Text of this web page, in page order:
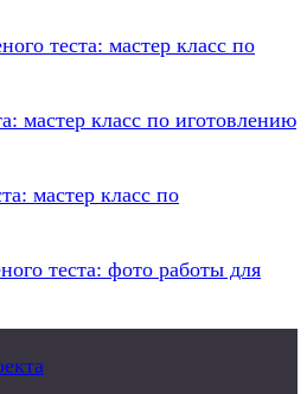
теста: мастер класс по
мастер класс по иготовлению
мастер класс по
теста: фото работы для